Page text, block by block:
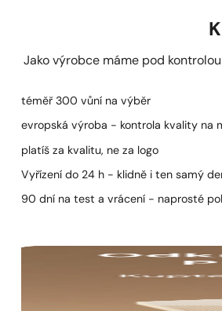
Jako výrobce máme pod
téměř 300 vůní na výběr
evropská výroba - kontrola kvality na
platíš za kvalitu, ne za logo
Vyřízení do 24 h - klidně i ten samý
90 dní na test a vrácení - naprosté